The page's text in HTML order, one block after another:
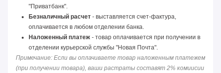
"Приватбанк".
Безналичный расчет - выставляется счет-фактура,
оплачивается в любом отделении банка.
Наложенный платеж - товар оплачивается при получении в
отделении курьерской службы "Новая Почта".
Примечание: Если вы оплачиваете товар наложенным платежем
(при получении товара), ваши растраты составят 2% комиисии